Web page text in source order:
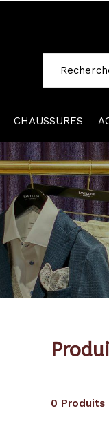
CHAUSSURES
0 Produits